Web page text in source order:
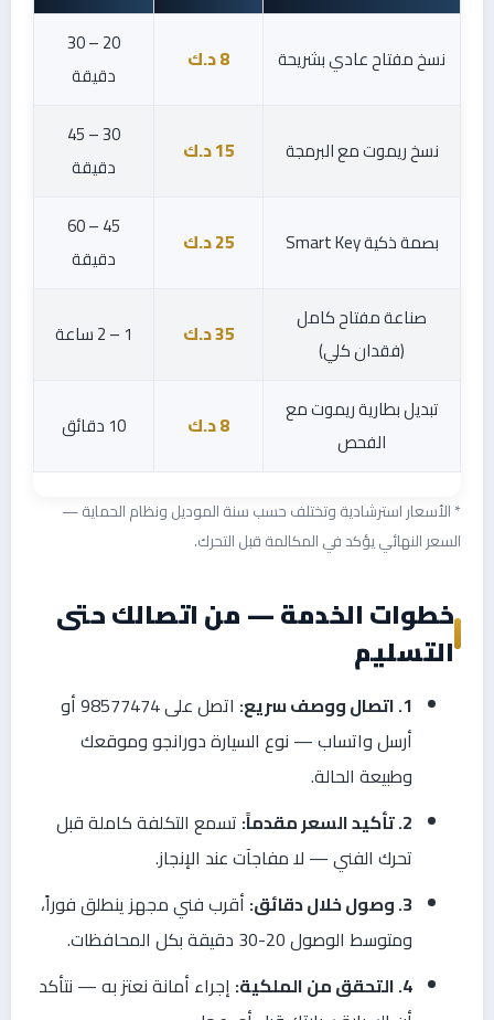
نسخ مفتاح عادي بشريحة 8 د.ك
20 – 30
دقيقة
نسخ ريموت مع البرمجة 15 د.ك
30 – 45
دقيقة
بصمة ذكية Smart Key 25 د.ك
45 – 60
دقيقة
صناعة مفتاح كامل
(فقدان كلي)
35 د.ك 1 – 2 ساعة
تبديل بطارية ريموت مع
الفحص
8 د.ك 10 دقائق
* الأسعار استرشادية وتختلف حسب سنة الموديل ونظام الحماية —
السعر النهائي يؤكد في المكالمة قبل التحرك.
خطوات الخدمة — من اتصالك حتى
التسليم
1. اتصال ووصف سريع:
اتصل على 98577474 أو
أرسل واتساب — نوع السيارة دورانجو وموقعك
وطبيعة الحالة.
2. تأكيد السعر مقدماً:
تسمع التكلفة كاملة قبل
تحرك الفني — لا مفاجآت عند الإنجاز.
3. وصول خلال دقائق:
أقرب فني مجهز ينطلق فوراً،
ومتوسط الوصول 20-30 دقيقة بكل المحافظات.
4. التحقق من الملكية:
إجراء أمانة نعتز به — نتأكد